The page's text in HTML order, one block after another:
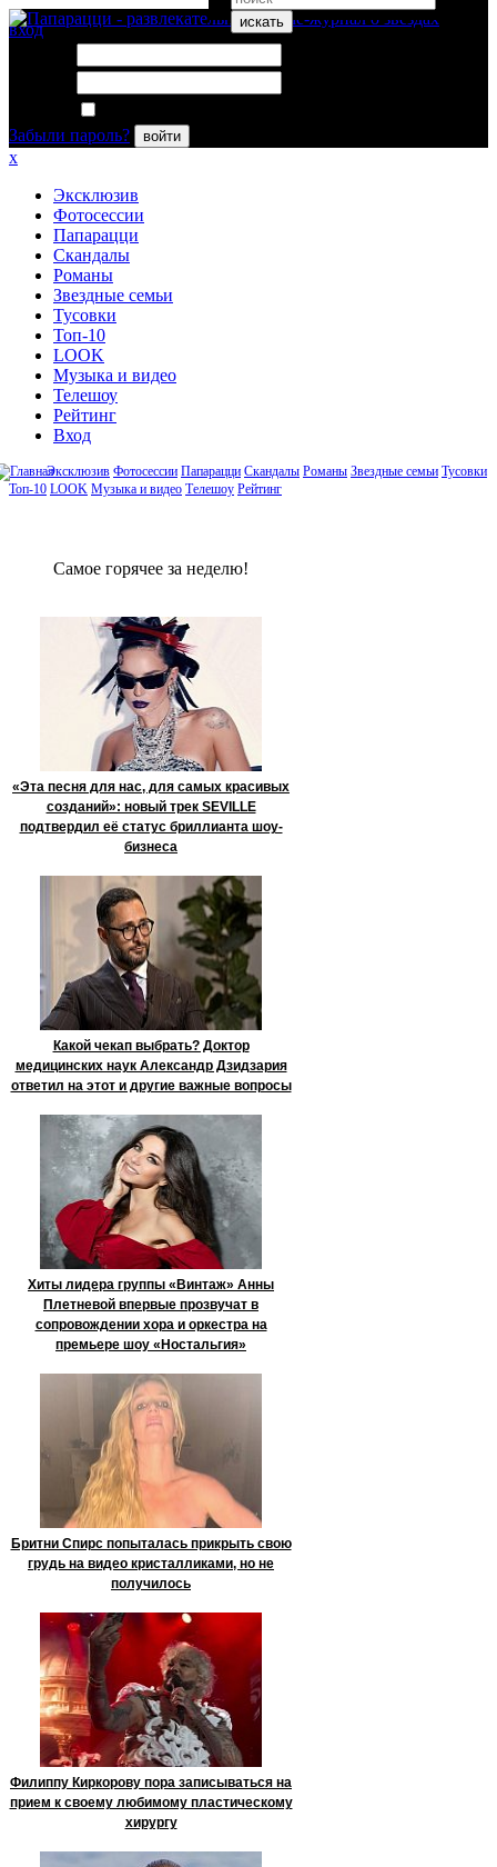
искать
вход
Забыли пароль?
войти
x
Эксклюзив
Фотосессии
Папарацци
Скандалы
Романы
Звездные семьи
Тусовки
Топ-10
LOOK
Музыка и видео
Телешоу
Рейтинг
Вход
Эксклюзив Фотосессии Папарацци Скандалы Романы Звездные семьи Тусовки
Топ-10 LOOK Музыка и видео Телешоу Рейтинг
Сaмое гoрячее за неделю!
«Эта песня для нас, для самых красивых
созданий»: новый трек SEVILLE
подтвердил её статус бриллианта шоу-
бизнеса
Какой чекап выбрать? Доктор
медицинских наук Александр Дзидзария
ответил на этот и другие важные вопросы
Хиты лидера группы «Винтаж» Анны
Плетневой впервые прозвучат в
сопровождении хора и оркестра на
премьере шоу «Ностальгия»
Бритни Спирс попыталась прикрыть свою
грудь на видео кристалликами, но не
получилось
Филиппу Киркорову пора записываться на
прием к своему любимому пластическому
хирургу